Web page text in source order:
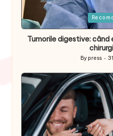
Posted
in
Tumorile digestive:
Posted
By press